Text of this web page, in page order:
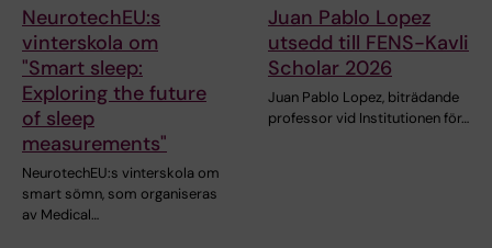
NeurotechEU:s
vinterskola om
"Smart sleep:
Exploring the future
of sleep
measurements"
NeurotechEU:s vinterskola om
smart sömn, som organiseras
av Medical…
Juan Pablo Lopez
utsedd till FENS-Kavli
Scholar 2026
Juan Pablo Lopez, biträdande
professor vid Institutionen för…